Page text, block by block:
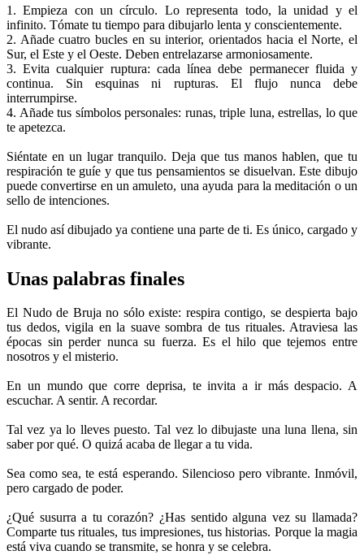
1. Empieza con un círculo. Lo representa todo, la unidad y el
infinito. Tómate tu tiempo para dibujarlo lenta y conscientemente.
2. Añade cuatro bucles en su interior, orientados hacia el Norte, el
Sur, el Este y el Oeste. Deben entrelazarse armoniosamente.
3. Evita cualquier ruptura: cada línea debe permanecer fluida y
continua. Sin esquinas ni rupturas. El flujo nunca debe
interrumpirse.
4. Añade tus símbolos personales: runas, triple luna, estrellas, lo que
te apetezca.
Siéntate en un lugar tranquilo. Deja que tus manos hablen, que tu
respiración te guíe y que tus pensamientos se disuelvan. Este dibujo
puede convertirse en un amuleto, una ayuda para la meditación o un
sello de intenciones.
El nudo así dibujado ya contiene una parte de ti. Es único, cargado y
vibrante.
Unas palabras finales
El Nudo de Bruja no sólo existe: respira contigo, se despierta bajo
tus dedos, vigila en la suave sombra de tus rituales. Atraviesa las
épocas sin perder nunca su fuerza. Es el hilo que tejemos entre
nosotros y el misterio.
En un mundo que corre deprisa, te invita a ir más despacio. A
escuchar. A sentir. A recordar.
Tal vez ya lo lleves puesto. Tal vez lo dibujaste una luna llena, sin
saber por qué. O quizá acaba de llegar a tu vida.
Sea como sea, te está esperando. Silencioso pero vibrante. Inmóvil,
pero cargado de poder.
¿Qué susurra a tu corazón? ¿Has sentido alguna vez su llamada?
Comparte tus rituales, tus impresiones, tus historias. Porque la magia
está viva cuando se transmite, se honra y se celebra.